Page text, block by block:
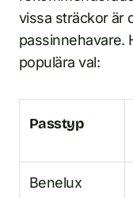
vissa sträckor är
passinnehavare.
populära val:
Passtyp
Benelux